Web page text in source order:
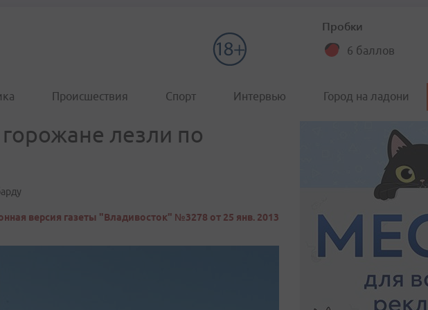
Пробки
6 баллов
Происшествия Спорт Интервью Город на ладони
лезли по
версия газеты "Владивосток" №3278 от 25 янв. 2013